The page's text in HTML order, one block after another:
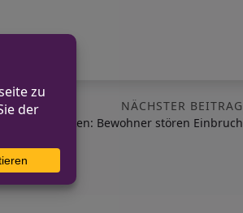
NÄCHSTER BEITRAG
in Borken: Bewohner stören Einbruch